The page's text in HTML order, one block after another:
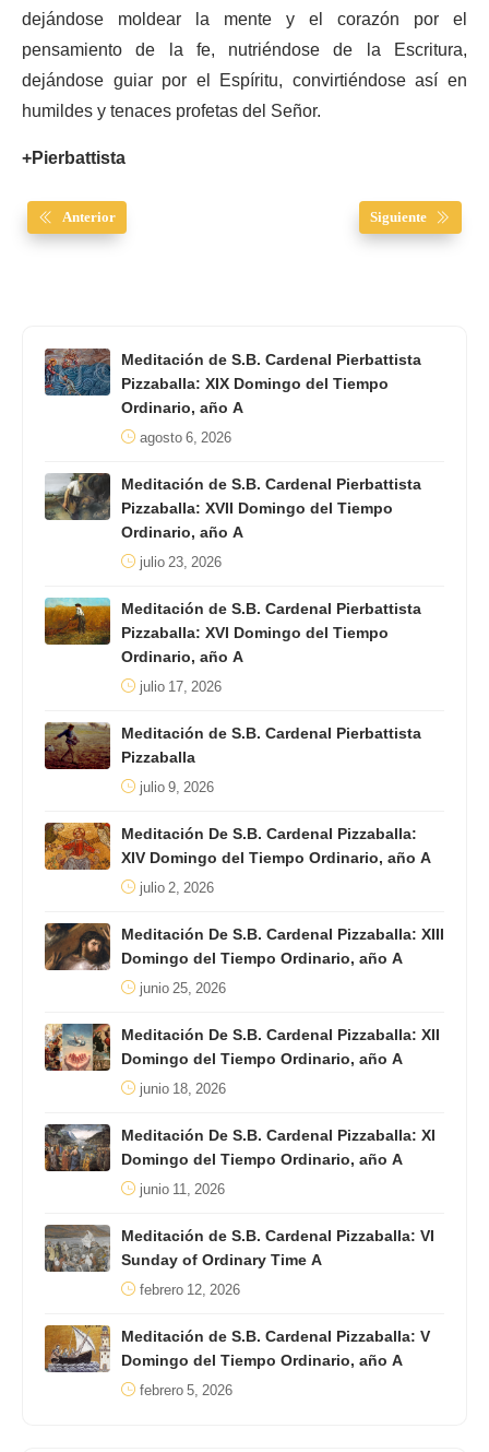
dejándose moldear la mente y el corazón por el
pensamiento de la fe, nutriéndose de la Escritura,
dejándose guiar por el Espíritu, convirtiéndose así en
humildes y tenaces profetas del Señor.
+Pierbattista
Anterior Siguiente
Meditación de S.B. Cardenal Pierbattista
Pizzaballa: XIX Domingo del Tiempo
Ordinario, año A
agosto 6, 2026
Meditación de S.B. Cardenal Pierbattista
Pizzaballa: XVII Domingo del Tiempo
Ordinario, año A
julio 23, 2026
Meditación de S.B. Cardenal Pierbattista
Pizzaballa: XVI Domingo del Tiempo
Ordinario, año A
julio 17, 2026
Meditación de S.B. Cardenal Pierbattista
Pizzaballa
julio 9, 2026
Meditación De S.B. Cardenal Pizzaballa:
XIV Domingo del Tiempo Ordinario, año A
julio 2, 2026
Meditación De S.B. Cardenal Pizzaballa: XIII
Domingo del Tiempo Ordinario, año A
junio 25, 2026
Meditación De S.B. Cardenal Pizzaballa: XII
Domingo del Tiempo Ordinario, año A
junio 18, 2026
Meditación De S.B. Cardenal Pizzaballa: XI
Domingo del Tiempo Ordinario, año A
junio 11, 2026
Meditación de S.B. Cardenal Pizzaballa: VI
Sunday of Ordinary Time A
febrero 12, 2026
Meditación de S.B. Cardenal Pizzaballa: V
Domingo del Tiempo Ordinario, año A
febrero 5, 2026